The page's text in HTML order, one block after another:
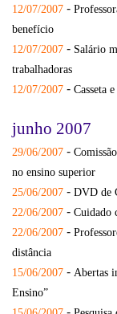
12/07/2007 -
benefício
12/07/2007 - Salário
trabalhadoras
12/07/2007 - Casseta
junho 2007
29/06/2007 -
no ensino superior
25/06/2007 - DVD de
22/06/2007 - Cuidado
22/06/2007 -
distância
15/06/2007 - Abertas
Ensino”